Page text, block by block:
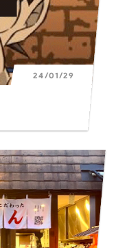
24/01/29